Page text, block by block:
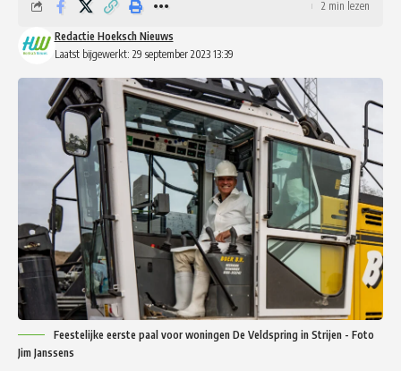
Laatst bijgewerkt: 29 september 2023 13:39
Redactie Hoeksch Nieuws
2 min lezen
Feestelijke eerste paal voor woningen De Veldspring in Strijen - Foto
Jim Janssens